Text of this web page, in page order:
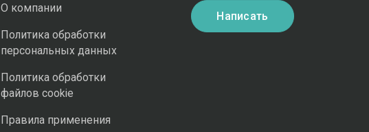
О компании
Политика обработки
персональных данных
Политика обработки
файлов cookie
Правила применения
Написать